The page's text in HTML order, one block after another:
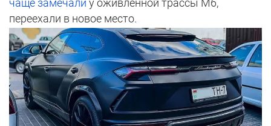
чаще замечали у оживленной трассы М6,
переехали в новое место.